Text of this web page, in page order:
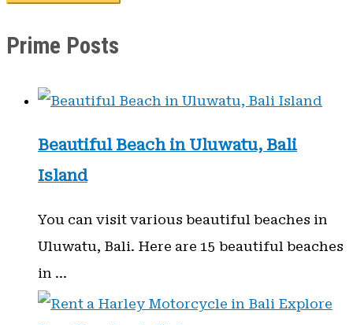
Prime Posts
Beautiful Beach in Uluwatu, Bali
Island
You can visit various beautiful beaches in
Uluwatu, Bali. Here are 15 beautiful beaches
in …